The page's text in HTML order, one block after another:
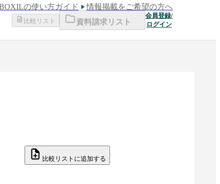
の使い方ガイド
情報掲載をご希望の方へ
比較リスト 資料請求リスト
会員登録/
ログイン
比較リストに追加する